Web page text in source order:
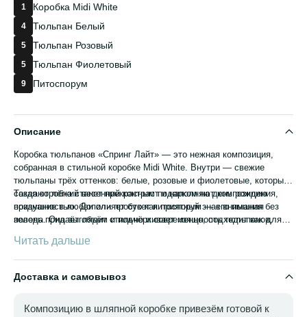
1 Коробка Midi White
4 Тюльпан Белый
5 Тюльпан Розовый
5 Тюльпан Фиолетовый
9 Питоспорум
Описание
Коробка тюльпанов «Спринг Лайт» — это нежная композиция,
собранная в стильной коробке Midi White. Внутри — свежие
тюльпаны трёх оттенков: белые, розовые и фиолетовые, которые
создают лёгкий весенний контраст и наполняют композицию
воздушностью. Дополняет букет питоспорум — его пышная
зелень придаёт объём и подчёркивает изящность тюльпанов,
Такая коробка станет прекрасным подарком на день рождения,
признание в любви или просто как приятный знак внимания без
повода. Она выглядит стильно и современно, подходит как для
Читать дальше
Доставка и самовывоз
Композицию в шляпной коробке привезём готовой к